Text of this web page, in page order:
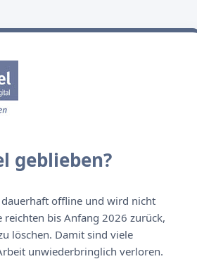
geblieben?
offline und wird nicht
bis Anfang 2026 zurück,
löschen. Damit sind viele
unwiederbringlich verloren.